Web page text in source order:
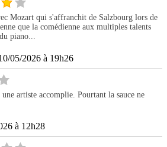
Mozart qui s'affranchit de Salzbourg lors de
que la comédienne aux multiples talents
piano...
05/2026 à 19h26
artiste accomplie. Pourtant la sauce ne
à 12h28